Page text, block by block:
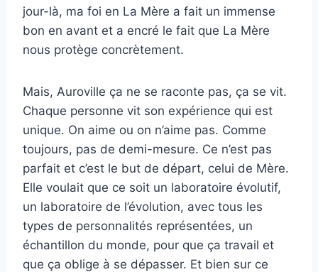
jour-là, ma foi en La Mère a fait un immense
bon en avant et a encré le fait que La Mère
nous protège concrètement.
Mais, Auroville ça ne se raconte pas, ça se vit.
Chaque personne vit son expérience qui est
unique. On aime ou on n’aime pas. Comme
toujours, pas de demi-mesure. Ce n’est pas
parfait et c’est le but de départ, celui de Mère.
Elle voulait que ce soit un laboratoire évolutif,
un laboratoire de l’évolution, avec tous les
types de personnalités représentées, un
échantillon du monde, pour que ça travail et
que ça oblige à se dépasser. Et bien sur ce